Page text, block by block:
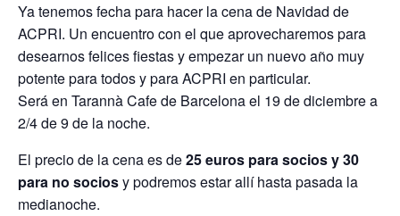
Ya tenemos fecha para hacer la cena de Navidad de
ACPRI. Un encuentro con el que aprovecharemos para
desearnos felices fiestas y empezar un nuevo año muy
potente para todos y para ACPRI en particular.
Será en Tarannà Cafe de Barcelona el 19 de diciembre a
2/4 de 9 de la noche.
El precio de la cena es de25euros para socios y 30
para no sociosy podremos estar allí hasta pasada la
medianoche.